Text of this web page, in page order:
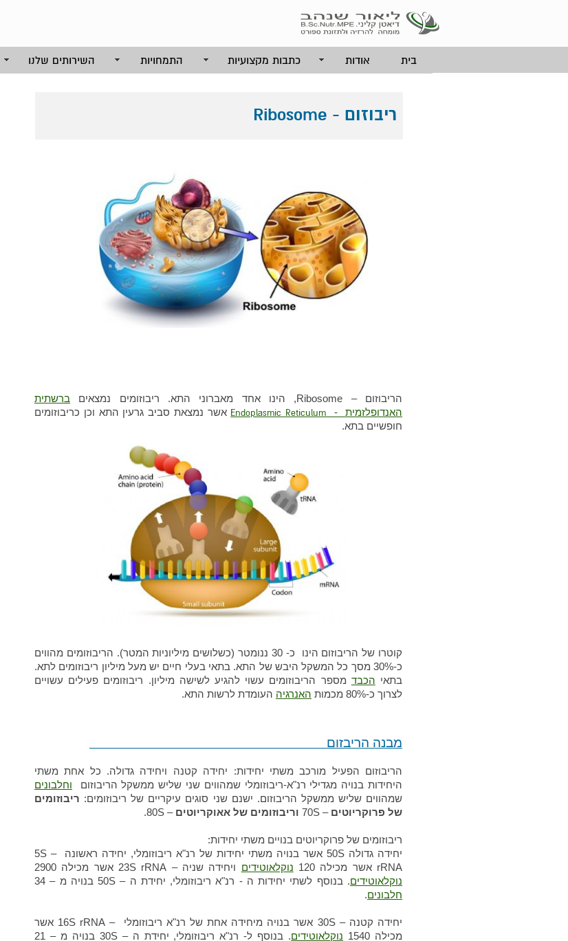
בית אודות כתבות מקצועיות התמחויות השירותים שלנו
הריבוזום – Ribosome, הינו אחד מאברוני התא. ריבוזומים נמצאים
ברשתית
האנדופלזמית - Endoplasmic Reticulum אשר נמצאת סביב גרעין התא וכן כריבוזומים
חופשיים בתא.
קוטרו של הריבוזום הינו כ- 30 ננומטר (כשלושים מיליוניות המטר). הריבוזומים מהווים
כ-30% מסך כל המשקל היבש של התא. בתאי בעלי חיים יש מעל מיליון ריבוזומים לתא.
בתאי הכבד מספר הריבוזומים עשוי להגיע לשישה מיליון. ריבוזומים פעילים עשויים
לצרוך כ-80% מכמות
האנרגיה העומדת לרשות התא.
מבנה הריבזום
הריבוזום הפעיל מורכב משתי יחידות: יחידה קטנה ויחידה גדולה. כל אחת משתי
היחידות בנויה מגדילי רנ"א-ריבוזומלי שמהווים שני שליש ממשקל הריבוזום וחלבונים
שמהווים שליש ממשקל הריבוזום. ישנם שני סוגים עיקריים של ריבוזומים: ריבוזומים
של פרוקריוטים – 70S וריבוזומים של אאוקריוטים – 80S.
ריבוזומים של פרוקריוטים בנויים משתי יחידות:
יחידה גדולה 50S אשר בנויה משתי יחידות של רנ"א ריבוזומלי, יחידה ראשונה – 5S
rRNA אשר מכילה 120
נוקלאוטידים ויחידה שניה – 23S rRNA אשר מכילה 2900
נוקלאוטידים. בנוסף לשתי יחידות ה - רנ"א ריבוזומלי, יחידת ה – 50S בנויה מ – 34
חלבונים.
יחידה קטנה – 30S אשר בנויה מיחידה אחת של רנ"א ריבוזומלי – 16S rRNA אשר
מכילה 1540
נוקלאוטידים. בנוסף ל- רנ"א ריבוזומלי, יחידת ה – 30S בנויה מ – 21
ריבוזום - Ribosome